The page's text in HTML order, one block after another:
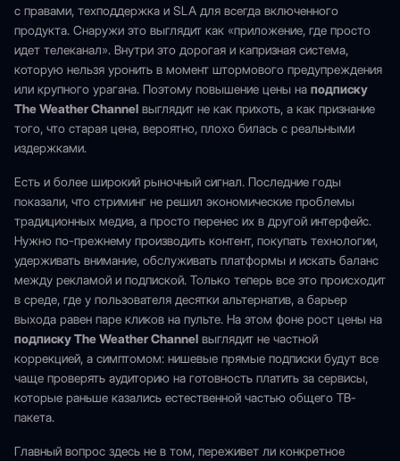
с правами, техподдержка и SLA для всегда включенного
продукта. Снаружи это выглядит как «приложение, где просто
идет телеканал». Внутри это дорогая и капризная система,
которую нельзя уронить в момент штормового предупреждения
или крупного урагана. Поэтому повышение цены на подписку
The Weather Channel выглядит не как прихоть, а как признание
того, что старая цена, вероятно, плохо билась с реальными
издержками.
Есть и более широкий рыночный сигнал. Последние годы
показали, что стриминг не решил экономические проблемы
традиционных медиа, а просто перенес их в другой интерфейс.
Нужно по-прежнему производить контент, покупать технологии,
удерживать внимание, обслуживать платформы и искать баланс
между рекламой и подпиской. Только теперь все это происходит
в среде, где у пользователя десятки альтернатив, а барьер
выхода равен паре кликов на пульте. На этом фоне рост цены на
подписку The Weather Channel выглядит не частной
коррекцией, а симптомом: нишевые прямые подписки будут все
чаще проверять аудиторию на готовность платить за сервисы,
которые раньше казались естественной частью общего ТВ-
пакета.
Главный вопрос здесь не в том, переживет ли конкретное